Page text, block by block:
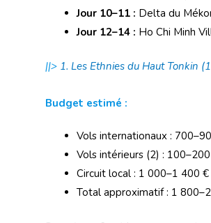
Jour 10–11 : Delta du
Jour 12–14 : Ho Chi Minh
||> 1. Les Ethnies du Haut Tonkin
Budget estimé :
Vols internationaux :
Vols intérieurs (2) :
Circuit local : 1 000–1 400 €
Total approximatif : 1